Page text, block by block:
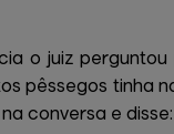
o juiz
pêssegos tinha
conversa e disse: